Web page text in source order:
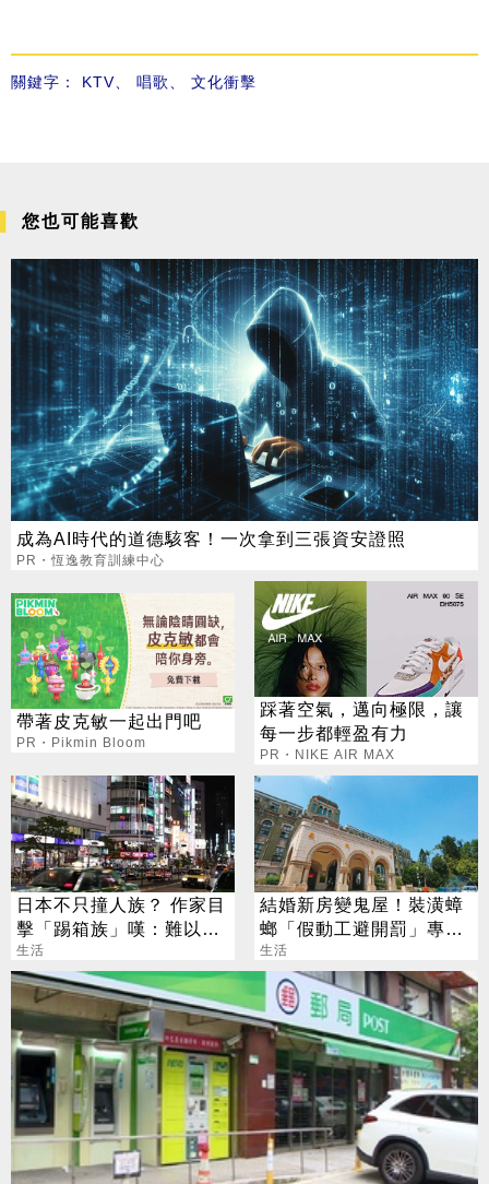
關鍵字： KTV 唱歌 文化衝擊
您也可能喜歡
成為AI時代的道德駭客！一次拿到三張資安證照
PR・恆逸教育訓練中心
帶著皮克敏一起出門吧
PR・Pikmin Bloom
踩著空氣，邁向極限，讓
每一步都輕盈有力
PR・NIKE AIR MAX
日本不只撞人族？ 作家目
擊「踢箱族」嘆：難以理
解
生活
結婚新房變鬼屋！裝潢蟑
螂「假動工避開罰」專家
提2關鍵自保
生活